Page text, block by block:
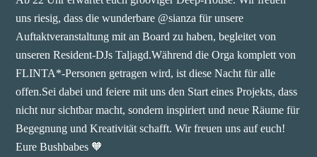
uns riesig, dass die wunderbare @sianza für unsere
Auftaktveranstaltung mit an Board zu haben, begleitet von
unseren Resident-DJs Taljagd.Während die Orga komplett von
FLINTA*-Personen getragen wird, ist diese Nacht für alle
offen.Sei dabei und feiere mit uns den Start eines Projekts, dass
nicht nur sichtbar macht, sondern inspiriert und neue Räume für
Begegnung und Kreativität schafft. Wir freuen uns auf euch!
Eure Bushbabes 🧡